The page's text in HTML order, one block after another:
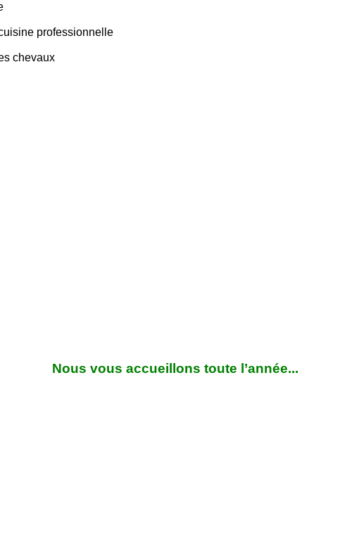
professionnelle
chevaux
Nous vous accueillons toute l’année...